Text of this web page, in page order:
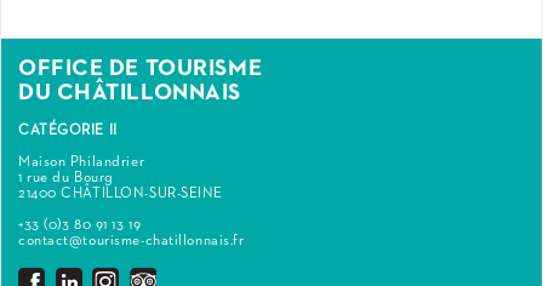
OFFICE DE TOURISME
DU CHÂTILLONNAIS
CATÉGORIE II
Maison Philandrier
1 rue du Bourg
21400 CHÂTILLON-SUR-SEINE
+33 (0)3 80 91 13 19
contact@tourisme-chatillonnais.fr